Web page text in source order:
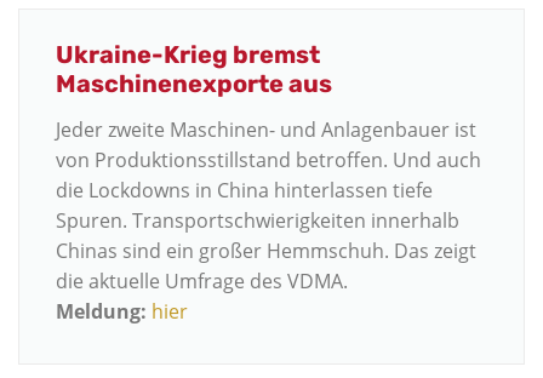
Ukraine-Krieg bremst
Maschinenexporte aus
Jeder zweite Maschinen- und Anlagenbauer ist
von Produktionsstillstand betroffen. Und auch
die Lockdowns in China hinterlassen tiefe
Spuren. Transportschwierigkeiten innerhalb
Chinas sind ein großer Hemmschuh. Das zeigt
die aktuelle Umfrage des VDMA.
Meldung: hier